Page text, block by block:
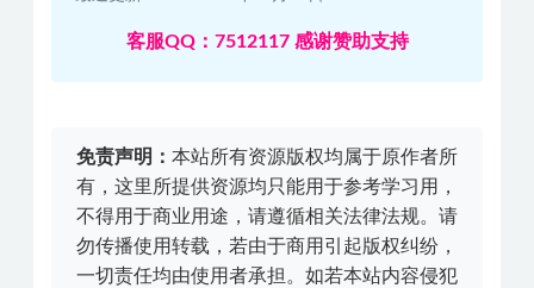
客服QQ：7512117 感谢赞助支持
免责声明： 本站所有资源版权均属于原作者所
有，这里所提供资源均只能用于参考学习用，
不得用于商业用途，请遵循相关法律法规。请
勿传播使用转载，若由于商用引起版权纠纷，
一切责任均由使用者承担。如若本站内容侵犯